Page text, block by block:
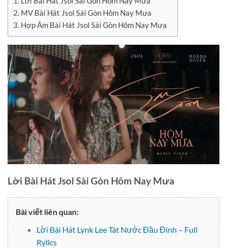
MV Bài Hát Jsol Sài Gòn Hôm Nay Mưa
Hợp Âm Bài Hát Jsol Sài Gòn Hôm Nay Mưa
Lời Bài Hát Jsol Sài Gòn Hôm Nay Mưa
Bài viết liên quan:
Lời Bài Hát Lynk Lee Tát Nước Đầu Đình – Full
Rylics